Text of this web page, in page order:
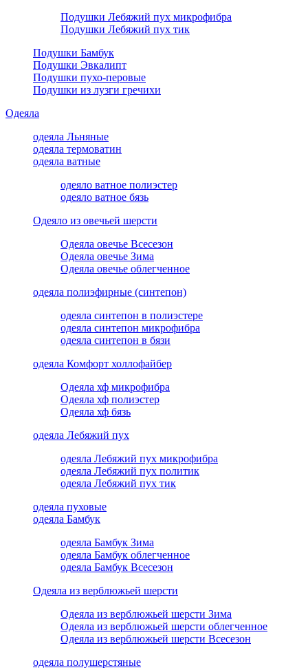
Подушки Лебяжий пух микрофибра
Подушки Лебяжий пух тик
Подушки Бамбук
Подушки Эвкалипт
Подушки пухо-перовые
Подушки из лузги гречихи
Одеяла
одеяла Льняные
одеяла термоватин
одеяла ватные
одеяло ватное полиэстер
одеяло ватное бязь
Одеяло из овечьей шерсти
Одеяла овечье Всесезон
Одеяла овечье Зима
Одеяла овечье облегченное
одеяла полиэфирные (синтепон)
одеяла синтепон в полиэстере
одеяла синтепон микрофибра
одеяла синтепон в бязи
одеяла Комфорт холлофайбер
Одеяла хф микрофибра
Одеяла хф полиэстер
Одеяла хф бязь
одеяла Лебяжий пух
одеяла Лебяжий пух микрофибра
одеяла Лебяжий пух политик
одеяла Лебяжий пух тик
одеяла пуховые
одеяла Бамбук
одеяла Бамбук Зима
одеяла Бамбук облегченное
одеяла Бамбук Всесезон
Одеяла из верблюжьей шерсти
Одеяла из верблюжьей шерсти Зима
Одеяла из верблюжьей шерсти облегченное
Одеяла из верблюжьей шерсти Всесезон
одеяла полушерстяные